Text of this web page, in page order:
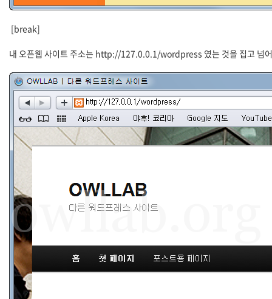
[break]
내 오픈웹 사이트 주소는 http://127.0.0.1/wordpress 였는 것을 집고 넘